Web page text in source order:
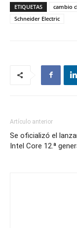
ETIQUETAS cambio
Schneider Electric
Artículo anterior
Se oficializó el
Intel Core 12.ª